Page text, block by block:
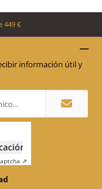
449 €
información útil y
⇗